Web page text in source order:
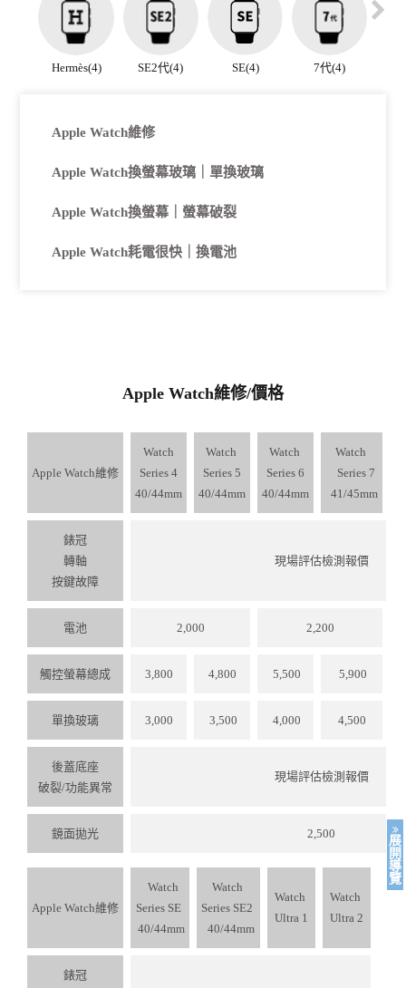
Hermès(4) SE2代(4) SE(4) 7代(4)
Apple Watch維修
Apple Watch換螢幕玻璃｜單換玻璃
Apple Watch換螢幕｜螢幕破裂
Apple Watch耗電很快｜換電池
Apple Watch維修/價格
Apple Watch維修
Watch
Series 4
40/44mm
Watch
Series 5
40/44mm
Watch
Series 6
40/44mm
Watch
Series 7
41/45mm
錶冠
轉軸
按鍵故障
現場評估檢測報價
電池 2,000 2,200
觸控螢幕總成 3,800 4,800 5,500 5,900
單換玻璃 3,000 3,500 4,000 4,500
後蓋底座
破裂/功能異常
現場評估檢測報價
鏡⾯拋光 2,500
Apple Watch維修
Watch
Series SE
40/44mm
Watch
Series SE2
40/44mm
Watch
Ultra 1
Watch
Ultra 2
錶冠
展
開
導
覽